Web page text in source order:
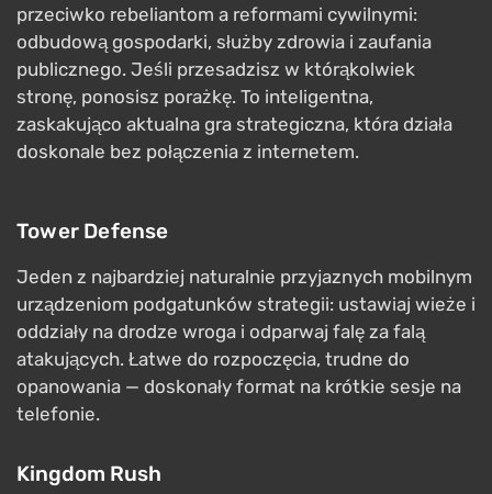
GRA
Kingdom Rush
Strategia,W czasie rzeczywistym,Widok z góry,Fantastyka / średniowiecze
28 lipca 2011 Browser, iOS, PC, Mac, Linux, Xbox One
Gracze 8.2/10Metacritic
89/100
Wszystkie oferty od €4.6
Definitywna mobilna gra typu tower defense od
Ironhide Game Studio. WKingdom Rushbronisz
królestwa przed orkami, trollami i innymi potworami,
stawiając cztery rodzaje wież, ulepszając je oraz
używając zdolności bohaterów i zaklęć. Oferuje
idealną równowagę między przystępnością a głębią,
najlepsze miejsce, by zacząć poznawać ten gatunek